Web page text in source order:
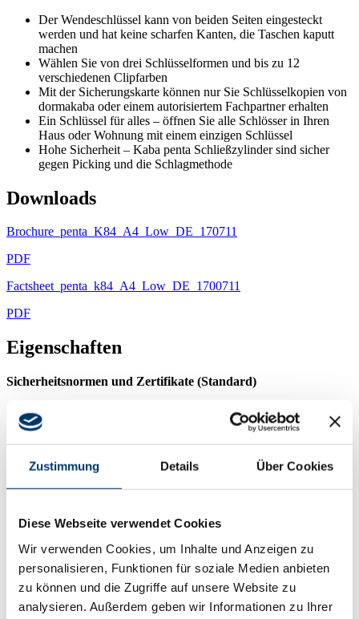
Zustimmung Details Über Cookies
Diese Webseite verwendet Cookies
Wir verwenden Cookies, um Inhalte und Anzeigen zu
personalisieren, Funktionen für soziale Medien anbieten
zu können und die Zugriffe auf unsere Website zu
analysieren. Außerdem geben wir Informationen zu Ihrer
Der Wendeschlüssel kann von beiden Seiten eingesteckt
werden und hat keine scharfen Kanten, die Taschen kaputt
machen
Wählen Sie von drei Schlüsselformen und bis zu 12
verschiedenen Clipfarben
Mit der Sicherungskarte können nur Sie Schlüsselkopien von
dormakaba oder einem autorisiertem Fachpartner erhalten
Ein Schlüssel für alles – öffnen Sie alle Schlösser in Ihren
Haus oder Wohnung mit einem einzigen Schlüssel
Hohe Sicherheit – Kaba penta Schließzylinder sind sicher
gegen Picking und die Schlagmethode
Downloads
Brochure_penta_K84_A4_Low_DE_170711
PDF
Factsheet_penta_k84_A4_Low_DE_1700711
PDF
Eigenschaften
Sicherheitsnormen und Zertifikate (Standard)
Erfüllt die EN 1303 in der Verschlusssicherheitsklasse 6 und in
Angriffswiderstandsklasse 2.
Zylinder in Lamellenausführung erfüllen auch ohne Schutzbeschlag
Sicherheitsnormen und Zertifikate (erweitert)